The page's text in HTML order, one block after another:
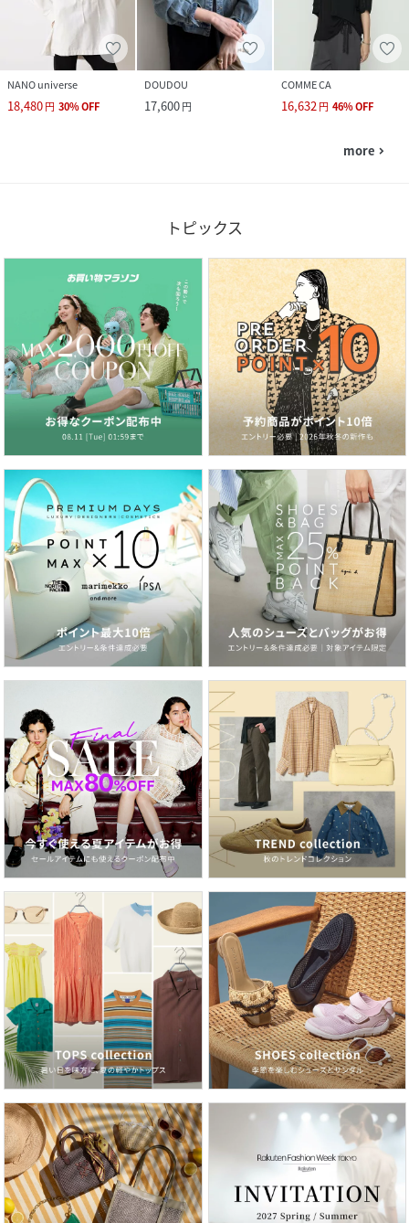
NANO universe
18,480円 30%OFF
DOUDOU
17,600円
COMME CA
16,632円 46%OFF
more navigate_next
トピックス